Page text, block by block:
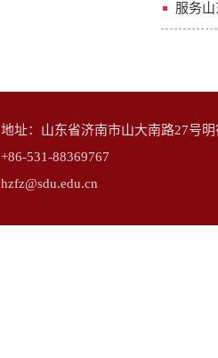
服务
地址：山东省济南市山大南路27号
+86-531-88369767
hzfz@sdu.edu.cn